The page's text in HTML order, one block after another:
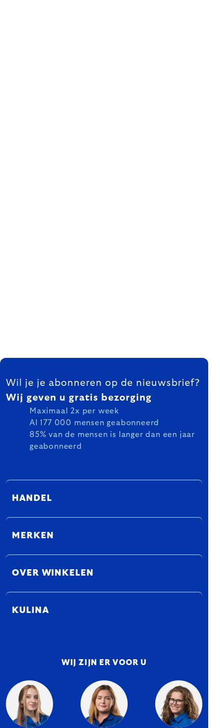
FOOTER
Wil je je abonneren op de nieuwsbrief?
Wij geven u gratis bezorging
Maximaal 2x per week
Al 177 000 mensen geabonneerd
85% van de mensen is langer dan een jaar
geabonneerd
HANDEL
MERKEN
OVER WINKELEN
KULINA
WIJ ZIJN ER VOOR U